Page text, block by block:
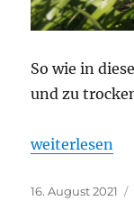
So wie in
und zu
„Manchmal
weiterlesen
Veröffentlicht
16. August 2021